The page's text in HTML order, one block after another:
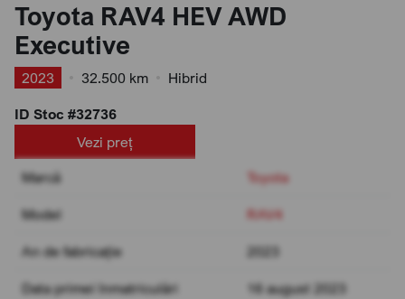
Toyota RAV4 HEV AWD
Executive
2023 32.500 km
Hibrid
ID Stoc #32736
Vezi preț
Marcă
Toyota
Model RAV4
An de fabricație 2023
Data primei înmatriculări 16 august 2023